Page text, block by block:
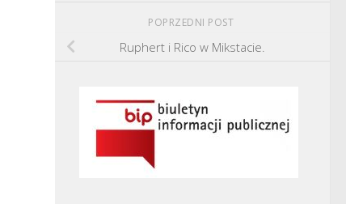
POPRZEDNI POST
Ruphert i Rico w Mikstacie.